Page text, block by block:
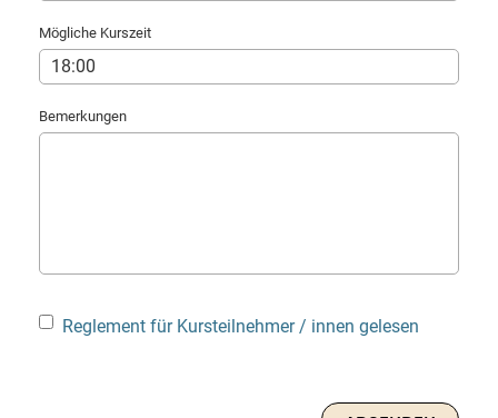
Mögliche Kurszeit
Bemerkungen
Reglement für Kursteilnehmer / innen gelesen